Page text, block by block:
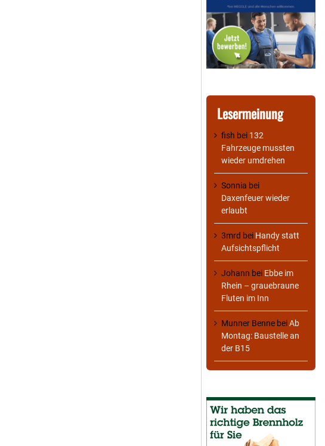
Lesermeinung
fish bei 132
Fahrzeuge mussten
wieder umdrehen
Sonnia bei
Daxenfeuer wieder
erlaubt
3mrd bei Handy statt
Aufsichtspflicht
Johann bei Ebbe im
Rhein – grauebraune
Fluten im Inn
Munner Benne beiAb
Montag: Baustelle an
der B15